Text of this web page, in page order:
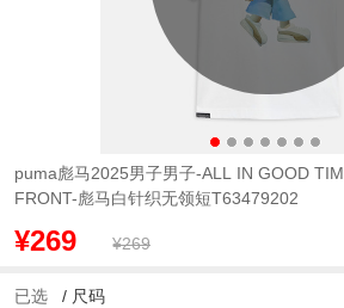
puma彪马2025男子男子-ALL IN GOOD
FRONT-彪马白针织无领短T63479202
¥269 ¥269
已选 / 尺码